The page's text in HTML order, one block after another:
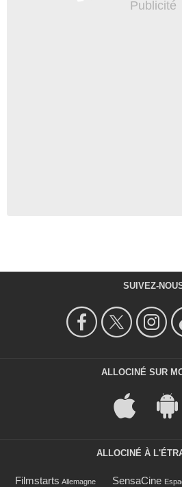
SUIVEZ-
ALLOCINÉ SUR
ALLOCINÉ À
Filmstarts Allemagne SensaCine